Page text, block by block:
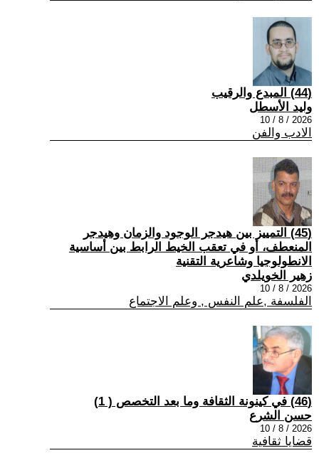
(44) المبدع والرقيب
وليد الأسطل
2026 / 8 / 10
الادب والفن
(45) التمييز بين هيدجر الوجود والزمان وهيدجر
المنعطف، أو في تعقب الخيط الرابط بين أساسية
الانطولوجيا وشاعرية التقنية
زهير الخويلدي
2026 / 8 / 10
الفلسفة ,علم النفس , وعلم الاجتماع
(46) في كينونة الثقافة وما بعد التخصص ( 1)
حسن الشرع
2026 / 8 / 10
قضايا ثقافية